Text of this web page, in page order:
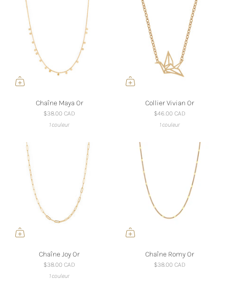
Chaîne Maya Or
$38.00 CAD
1 couleur
Collier Vivian Or
$46.00 CAD
1 couleur
Chaîne Joy Or
$38.00 CAD
1 couleur
Chaîne Romy Or
$38.00 CAD